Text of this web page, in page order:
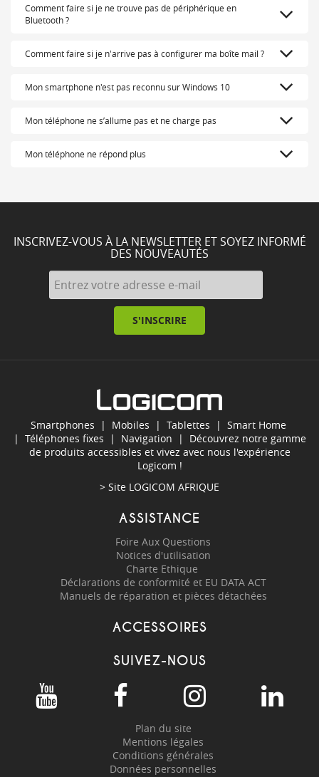
Comment faire si je ne trouve pas de périphérique en
Bluetooth ?
Comment faire si je n'arrive pas à configurer ma boîte mail ?
Mon smartphone n'est pas reconnu sur Windows 10
Mon téléphone ne s’allume pas et ne charge pas
Mon téléphone ne répond plus
INSCRIVEZ-VOUS À LA NEWSLETTER ET SOYEZ INFORMÉ
DES NOUVEAUTÉS
S'INSCRIRE
Smartphones | Mobiles | Tablettes | Smart Home
| Téléphones fixes | Navigation | Découvrez notre gamme
de produits accessibles et vivez avec nous l'expérience
Logicom !
> Site LOGICOM AFRIQUE
ASSISTANCE
Foire Aux Questions
Notices d'utilisation
Charte Ethique
Déclarations de conformité et EU DATA ACT
Manuels de réparation et pièces détachées
ACCESSOIRES
SUIVEZ-NOUS
Plan du site
Mentions légales
Conditions générales
Données personnelles